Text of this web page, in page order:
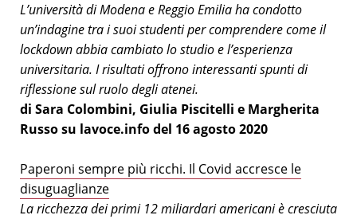
L’università di Modena e Reggio Emilia ha condotto
un’indagine tra i suoi studenti per comprendere come il
lockdown abbia cambiato lo studio e l’esperienza
universitaria. I risultati offrono interessanti spunti di
riflessione sul ruolo degli atenei.
di Sara Colombini, Giulia Piscitelli e Margherita
Russo su lavoce.info del 16 agosto 2020
Paperoni sempre più ricchi. Il Covid accresce le
disuguaglianze
La ricchezza dei primi 12 miliardari americani è cresciuta